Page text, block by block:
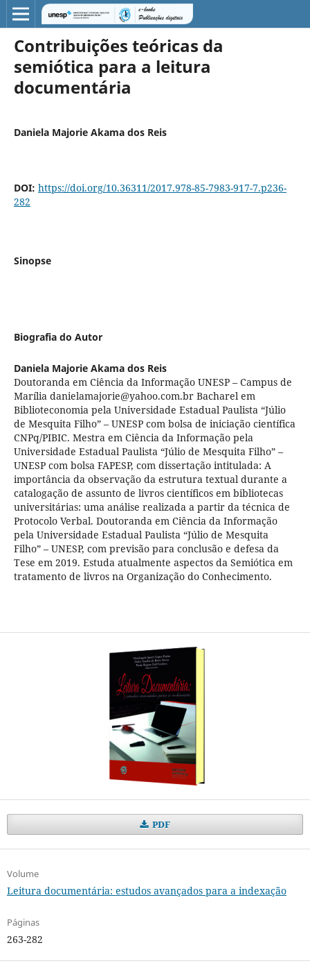
Contribuições teóricas da
semiótica para a leitura
documentária
Daniela Majorie Akama dos Reis
DOI: https://doi.org/10.36311/2017.978-85-7983-917-7.p236-
282
Sinopse
Biografia do Autor
Daniela Majorie Akama dos Reis
Doutoranda em Ciência da Informação UNESP – Campus de
Marília danielamajorie@yahoo.com.br Bacharel em
Biblioteconomia pela Universidade Estadual Paulista “Júlio
de Mesquita Filho” – UNESP com bolsa de iniciação científica
CNPq/PIBIC. Mestra em Ciência da Informação pela
Universidade Estadual Paulista “Júlio de Mesquita Filho” –
UNESP com bolsa FAPESP, com dissertação intitulada: A
importância da observação da estrutura textual durante a
catalogação de assunto de livros científicos em bibliotecas
universitárias: uma análise realizada a partir da técnica de
Protocolo Verbal. Doutoranda em Ciência da Informação
pela Universidade Estadual Paulista “Júlio de Mesquita
Filho” – UNESP, com previsão para conclusão e defesa da
Tese em 2019. Estuda atualmente aspectos da Semiótica em
tratamento de livros na Organização do Conhecimento.
PDF
Volume
Leitura documentária: estudos avançados para a indexação
Páginas
263-282